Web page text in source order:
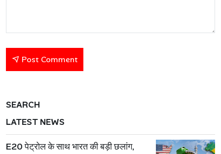
Post Comment
SEARCH
LATEST NEWS
E20 पेट्रोल के साथ भारत की बड़ी छलांग,